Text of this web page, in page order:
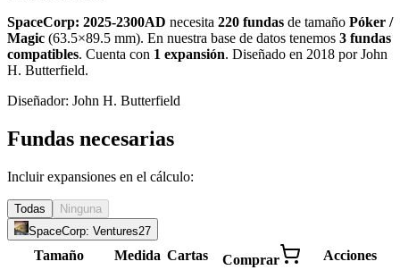
SpaceCorp: 2025-2300AD necesita 220 fundas de tamaño Póker /
Magic (63.5×89.5 mm). En nuestra base de datos tenemos 3 fundas
compatibles. Cuenta con 1 expansión. Diseñado en 2018 por John
H. Butterfield.
Diseñador: John H. Butterfield
Fundas necesarias
Incluir expansiones en el cálculo:
Todas
Ninguna
SpaceCorp: Ventures27
Tamaño Medida Cartas Comprar Acciones